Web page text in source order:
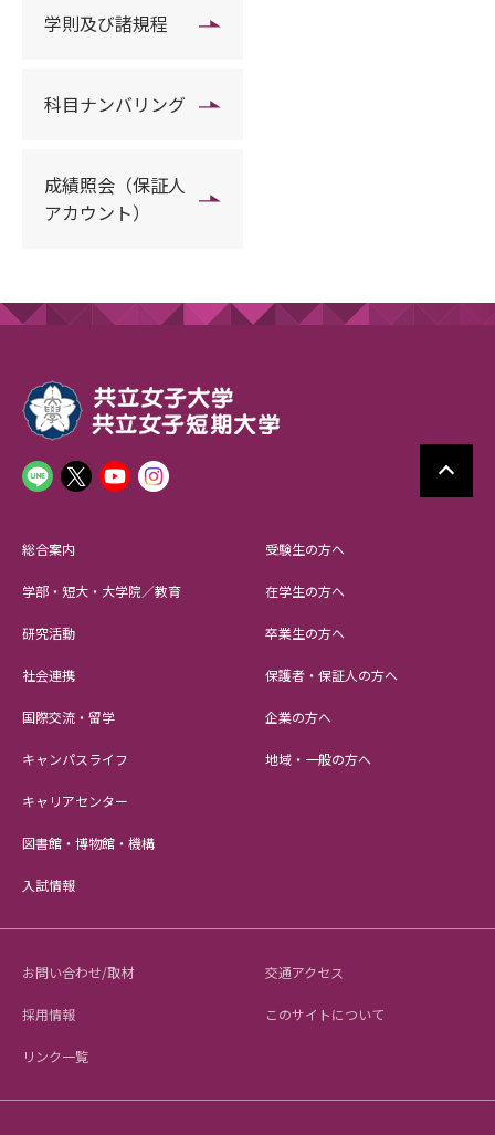
学則及び諸規程
科目ナンバリング
成績照会（保証人
アカウント）
総合案内
学部・短大・大学院／教育
研究活動
社会連携
国際交流・留学
キャンパスライフ
キャリアセンター
図書館・博物館・機構
入試情報
受験生の方へ
在学生の方へ
卒業生の方へ
保護者・保証人の方へ
企業の方へ
地域・一般の方へ
お問い合わせ/取材 交通アクセス
採用情報 このサイトについて
リンク一覧